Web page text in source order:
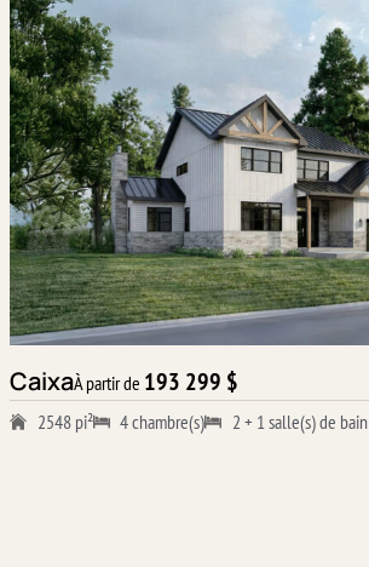
CaixaÀ partir de 193 299 $
2548 pi² 4 chambre(s) 2 + 1 salle(s) de bain